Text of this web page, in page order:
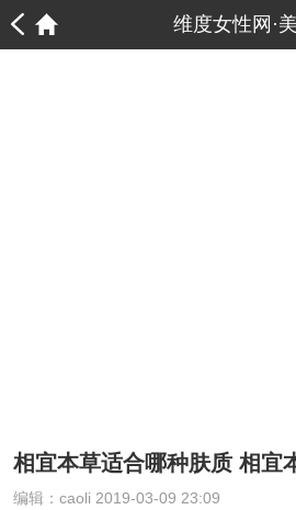
维度女性网·
相宜本草适合哪种肤质 相宜
编辑：caoli 2019-03-09 23:09
1 1